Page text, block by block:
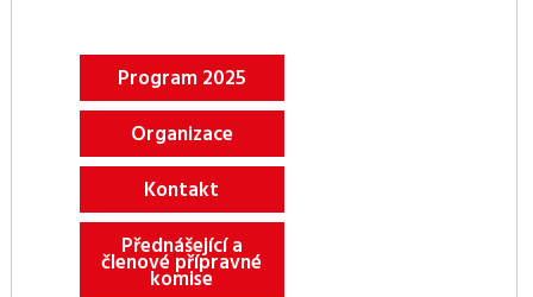
Program 2025
Organizace
Kontakt
Přednášející a
členové přípravné
komise